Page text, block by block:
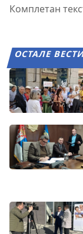
Комплетан
ОСТАЛЕ